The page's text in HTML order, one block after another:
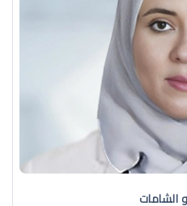
الشامات